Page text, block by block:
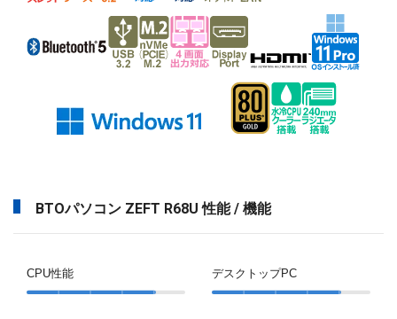
BTOパソコン ZEFT R68U 性能 / 機能
CPU性能 デスクトップPC